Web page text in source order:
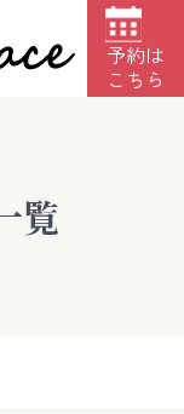
予約は
こちら
覧